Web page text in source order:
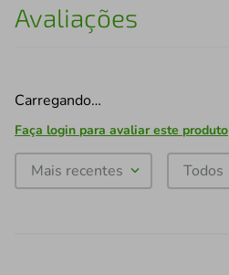
Avaliações
Carregando…
Faça login para avaliar este produto
Mais recentes Todos